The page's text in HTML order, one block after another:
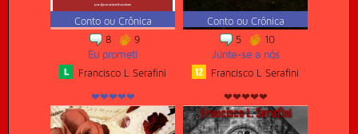
Conto ou Crônica
8
9
Eu prometi
Francisco L Serafini
Conto ou Crônica
5
10
Junte-se a nós
Francisco L Serafini
❤❤❤❤❤ ❤❤❤❤❤